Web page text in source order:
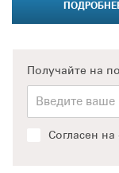
Получайте на
Согласен